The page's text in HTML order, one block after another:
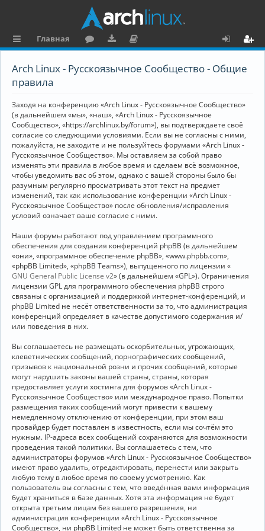
ы
к
и
Главная
ру
ру
и
ку
е
н
та
ц
и
я
о
Arch Linux - Русскоязычное Сообщество - Общие
правила
Заходя на конференцию «Arch Linux - Русскоязычное Сообщество»
(в дальнейшем «мы», «наш», «Arch Linux - Русскоязычное
Сообщество», «https://archlinux.by/forum»), вы подтверждаете своё
согласие со следующими условиями. Если вы не согласны с ними,
пожалуйста, не заходите и не пользуйтесь форумами «Arch Linux -
Русскоязычное Сообщество». Мы оставляем за собой право
изменять эти правила в любое время и сделаем всё возможное,
чтобы уведомить вас об этом, однако с вашей стороны было бы
разумным регулярно просматривать этот текст на предмет
изменений, так как использование конференции «Arch Linux -
Русскоязычное Сообщество» после обновления/исправления
условий означает ваше согласие с ними.
Наши форумы работают под управлением программного
обеспечения для создания конференций phpBB (в дальнейшем
«они», «программное обеспечение phpBB», «www.phpbb.com»,
«phpBB Limited», «phpBB Teams»), выпущенного по лицензии «
GNU General Public License v2» (в дальнейшем «GPL»). Ограничения
лицензии GPL для программного обеспечения phpBB строго
связаны с организацией и поддержкой интернет-конференций, и
phpBB Limited не несёт ответственности за то, что администрация
конференций определяет в качестве допустимого содержания и/
или поведения в них.
Вы соглашаетесь не размещать оскорбительных, угрожающих,
клеветнических сообщений, порнографических сообщений,
призывов к национальной розни и прочих сообщений, которые
могут нарушить законы вашей страны, страны, которая
предоставляет услуги хостинга для форумов «Arch Linux -
Русскоязычное Сообщество» или международное право. Попытки
размещения таких сообщений могут привести к вашему
немедленному отключению от конференции, при этом ваш
провайдер будет поставлен в известность, если мы сочтём это
нужным. IP-адреса всех сообщений сохраняются для возможности
проведения такой политики. Вы соглашаетесь с тем, что
администраторы форумов «Arch Linux - Русскоязычное Сообщество»
имеют право удалить, отредактировать, перенести или закрыть
любую тему в любое время по своему усмотрению. Как
пользователь вы согласны с тем, что введённая вами информация
будет храниться в базе данных. Хотя эта информация не будет
открыта третьим лицам без вашего разрешения, ни
администрация конференции «Arch Linux - Русскоязычное
Сообщество», ни phpBB Limited не может быть ответственна за